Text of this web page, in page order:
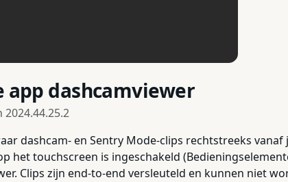
app dashcamviewer
2024.44.25.2
dashcam- en Sentry Mode-clips rechtstreeks
het touchscreen is ingeschakeld
Clips zijn end-to-end versleuteld en kunnen niet